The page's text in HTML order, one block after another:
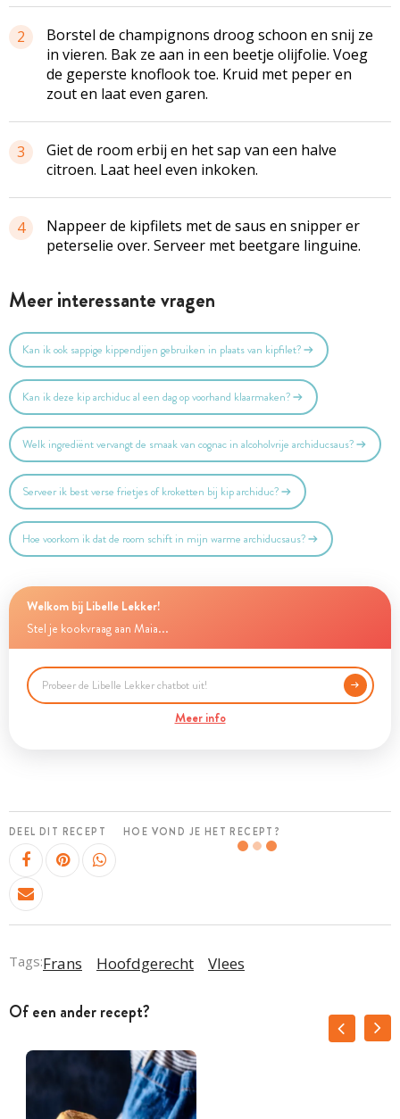
2
Borstel de champignons droog schoon en snij ze
in vieren. Bak ze aan in een beetje olijfolie. Voeg
de geperste knoflook toe. Kruid met peper en
zout en laat even garen.
3
Giet de room erbij en het sap van een halve
citroen. Laat heel even inkoken.
4
Nappeer de kipfilets met de saus en snipper er
peterselie over. Serveer met beetgare linguine.
Meer interessante vragen
Kan ik ook sappige kippendijen gebruiken in plaats van kipfilet?
Kan ik deze kip archiduc al een dag op voorhand klaarmaken?
Welk ingrediënt vervangt de smaak van cognac in alcoholvrije archiducsaus?
Serveer ik best verse frietjes of kroketten bij kip archiduc?
Hoe voorkom ik dat de room schift in mijn warme archiducsaus?
Welkom bij Libelle Lekker!
Stel je kookvraag aan Maia...
Meer info
DEEL DIT RECEPT HOE VOND JE HET RECEPT?
Tags:Frans Hoofdgerecht Vlees
Of een ander recept?